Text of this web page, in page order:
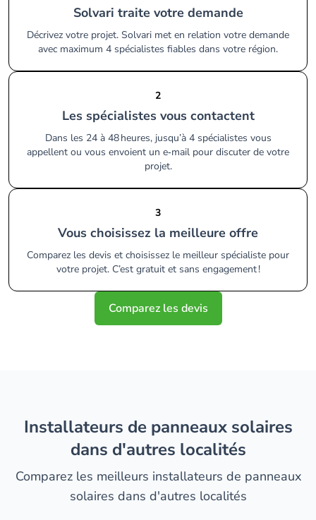
Solvari traite votre demande
Décrivez votre projet. Solvari met en relation votre demande
avec maximum 4 spécialistes fiables dans votre région.
2
Les spécialistes vous contactent
Dans les 24 à 48 heures, jusqu’à 4 spécialistes vous
appellent ou vous envoient un e‑mail pour discuter de votre
projet.
3
Vous choisissez la meilleure offre
Comparez les devis et choisissez le meilleur spécialiste pour
votre projet. C’est gratuit et sans engagement !
Comparez les devis
installateurs de panneaux solaires
dans d'autres localités
Comparez les meilleurs installateurs de panneaux
solaires dans d'autres localités